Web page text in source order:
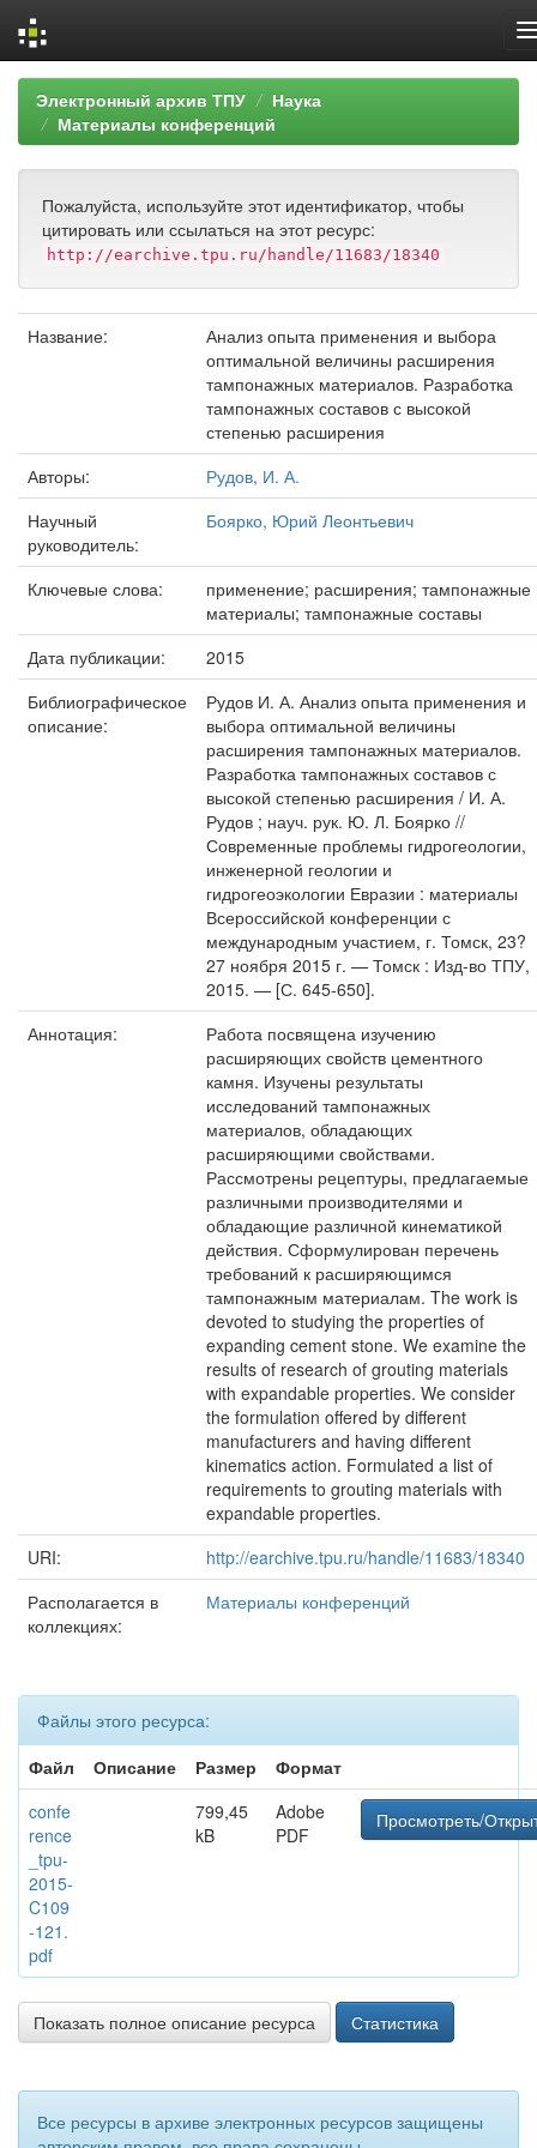
Skip
navigation
Электронный архив ТПУ
Наука
Материалы конференций
Пожалуйста, используйте этот идентификатор, чтобы
цитировать или ссылаться на этот ресурс:
http://earchive.tpu.ru/handle/11683/18340
Название:
Анализ опыта применения и выбора
оптимальной величины расширения
тампонажных материалов. Разработка
тампонажных составов с высокой
степенью расширения
Авторы:
Рудов, И. А.
Научный
руководитель:
Боярко, Юрий Леонтьевич
Ключевые слова:
применение; расширения; тампонажные
материалы; тампонажные составы
Дата публикации:
2015
Библиографическое
описание:
Рудов И. А. Анализ опыта применения и
выбора оптимальной величины
расширения тампонажных материалов.
Разработка тампонажных составов с
высокой степенью расширения / И. А.
Рудов ; науч. рук. Ю. Л. Боярко //
Современные проблемы гидрогеологии,
инженерной геологии и
гидрогеоэкологии Евразии : материалы
Всероссийской конференции с
международным участием, г. Томск, 23?
27 ноября 2015 г. — Томск : Изд-во ТПУ,
2015. — [С. 645-650].
Аннотация:
Работа посвящена изучению
расширяющих свойств цементного
камня. Изучены результаты
исследований тампонажных
материалов, обладающих
расширяющими свойствами.
Рассмотрены рецептуры, предлагаемые
различными производителями и
обладающие различной кинематикой
действия. Сформулирован перечень
требований к расширяющимся
тампонажным материалам. The work is
devoted to studying the properties of
expanding cement stone. We examine the
results of research of grouting materials
with expandable properties. We consider
the formulation offered by different
manufacturers and having different
kinematics action. Formulated a list of
requirements to grouting materials with
expandable properties.
URI:
http://earchive.tpu.ru/handle/11683/18340
Располагается в
коллекциях:
Материалы конференций
Файлы этого ресурса:
Файл
Описание Размер
Формат
confe
rence
_tpu-
2015-
C109
-121.
pdf
799,45
kB
Adobe
PDF
Просмотреть/
Показать полное описание ресурса Статистика
Все ресурсы в архиве электронных ресурсов защищены